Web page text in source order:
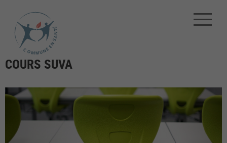
COURS SUVA